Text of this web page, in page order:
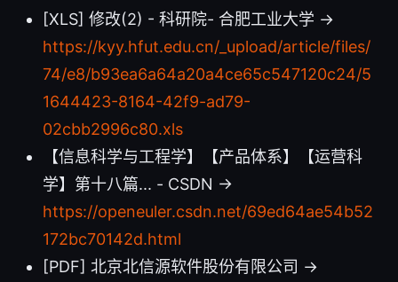
[XLS] 修改(2) - 科研院- 合肥工业大学 →
https://kyy.hfut.edu.cn/_upload/article/files/
74/e8/b93ea6a64a20a4ce65c547120c24/5
1644423-8164-42f9-ad79-
02cbb2996c80.xls
【信息科学与工程学】【产品体系】【运营科
学】第十八篇... - CSDN →
https://openeuler.csdn.net/69ed64ae54b52
172bc70142d.html
[PDF] 北京北信源软件股份有限公司 →